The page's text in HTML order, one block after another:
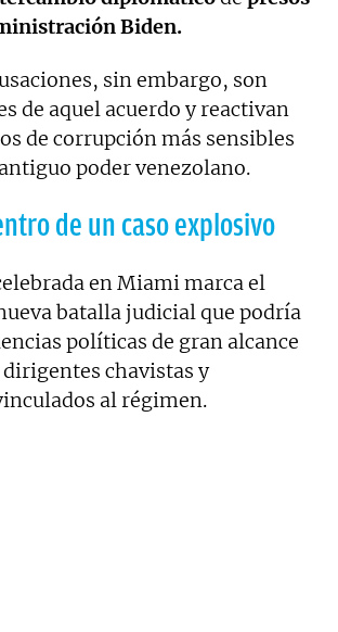
Biden.
sin embargo, son
de aquel acuerdo y reactivan
de corrupción más sensibles
poder venezolano.
de un caso explosivo
en Miami marca el
batalla judicial que podría
políticas de gran alcance
chavistas y
al régimen.